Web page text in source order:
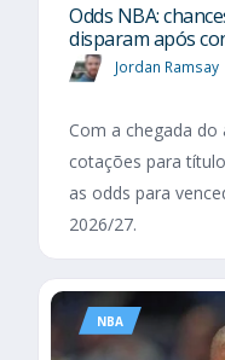
Odds NBA:
disparam após
Jordan Ramsay
Com a chegada do
cotações para
as odds para
2026/27.
NBA